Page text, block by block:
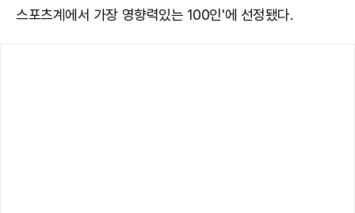
스포츠계에서 가장 영향력있는 100인'에 선정됐다.